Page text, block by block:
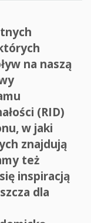
na naszą
(RID)
w jaki
znajdują
też
inspiracją
dla